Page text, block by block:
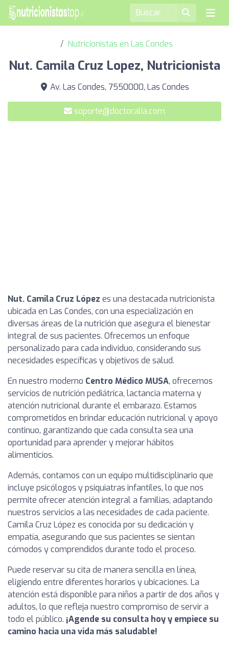
Nutricionistas en Las Condes
Nut. Camila Cruz Lopez, Nutricionista
Av. Las Condes, 7550000, Las Condes
soporte@doctoralia.com
Nut. Camila Cruz López es una destacada nutricionista
ubicada en Las Condes, con una especialización en
diversas áreas de la nutrición que asegura el bienestar
integral de sus pacientes. Ofrecemos un enfoque
personalizado para cada individuo, considerando sus
necesidades específicas y objetivos de salud.
En nuestro moderno Centro Médico MUSA, ofrecemos
servicios de nutrición pediátrica, lactancia materna y
atención nutricional durante el embarazo. Estamos
comprometidos en brindar educación nutricional y apoyo
continuo, garantizando que cada consulta sea una
oportunidad para aprender y mejorar hábitos
alimenticios.
Además, contamos con un equipo multidisciplinario que
incluye psicólogos y psiquiatras infantiles, lo que nos
permite ofrecer atención integral a familias, adaptando
nuestros servicios a las necesidades de cada paciente.
Camila Cruz López es conocida por su dedicación y
empatía, asegurando que sus pacientes se sientan
cómodos y comprendidos durante todo el proceso.
Puede reservar su cita de manera sencilla en línea,
eligiendo entre diferentes horarios y ubicaciones. La
atención está disponible para niños a partir de dos años y
adultos, lo que refleja nuestro compromiso de servir a
todo el público. ¡Agende su consulta hoy y empiece su
camino hacia una vida más saludable!